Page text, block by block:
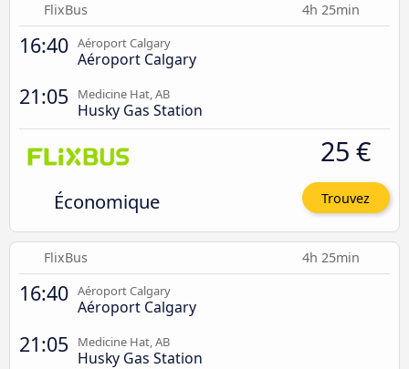
FlixBus 4h 25min
16:40 Aéroport Calgary
Aéroport Calgary
21:05 Medicine Hat, AB
Husky Gas Station
Économique
25 €
Trouvez
FlixBus 4h 25min
16:40 Aéroport Calgary
Aéroport Calgary
21:05 Medicine Hat, AB
Husky Gas Station